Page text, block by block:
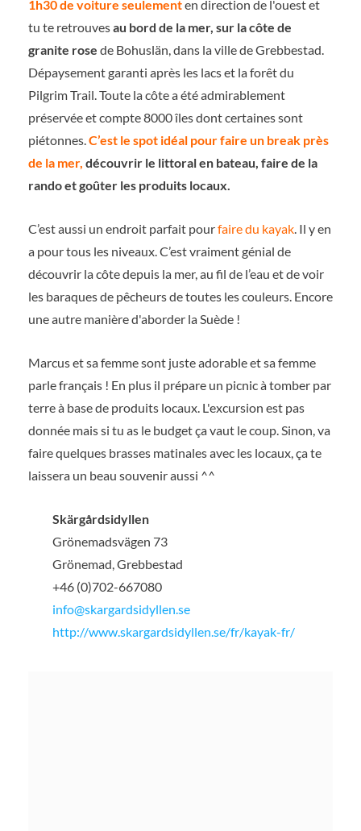
1h30 de voiture seulementen direction de l'ouest et
tu te retrouvesau bord de la mer, sur la côte de
granite rose de Bohuslän, dans la ville de Grebbestad.
Dépaysement garanti après les lacs et la forêt du
Pilgrim Trail. Toute la côte a été admirablement
préservée et compte 8000 îles dont certaines sont
piétonnes.C’est le spot idéal pour faire un break près
de la mer, découvrir le littoral en bateau, faire de la
rando et goûter les produits locaux.
C’est aussi un endroit parfait pourfaire du kayak. Il y en
a pour tous les niveaux. C’est vraiment génial de
découvrir la côte depuis la mer, au fil de l’eau et de voir
les baraques de pêcheurs de toutes les couleurs. Encore
une autre manière d'aborder la Suède !
Marcus et sa femme sont juste adorable et sa femme
parle français ! En plus il prépare un picnic à tomber par
terre à base de produits locaux. L'excursion est pas
donnée mais si tu as le budget ça vaut le coup. Sinon, va
faire quelques brasses matinales avec les locaux, ça te
laissera un beau souvenir aussi ^^
Skärgårdsidyllen
Grönemadsvägen 73
Grönemad, Grebbestad
+46 (0)702-667080
info@skargardsidyllen.se
http://www.skargardsidyllen.se/fr/kayak-fr/